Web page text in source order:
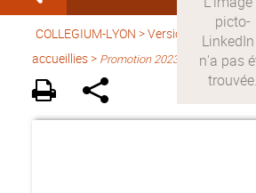
COLLEGIUM-LYON >Version française>
accueillies > Promotion 2023-2024